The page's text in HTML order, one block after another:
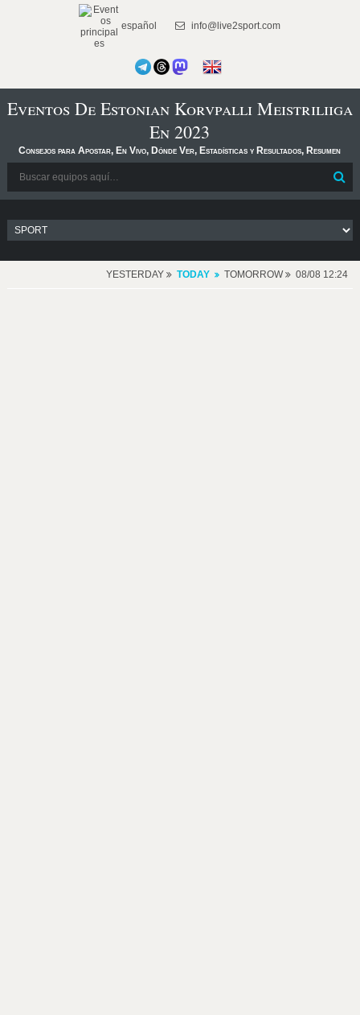
español info@live2sport.com
Eventos De Estonian Korvpalli Meistriliiga
En 2023
Consejos para Apostar, En Vivo, Dónde Ver, Estadísticas y Resultados, Resumen
YESTERDAY TODAY TOMORROW 08/08 12:24